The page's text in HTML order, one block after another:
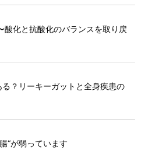
酸化と抗酸化のバランスを取り戻
る？リーキーガットと全身疾患の
“が弱っています